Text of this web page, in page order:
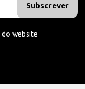
Subscrever
do website